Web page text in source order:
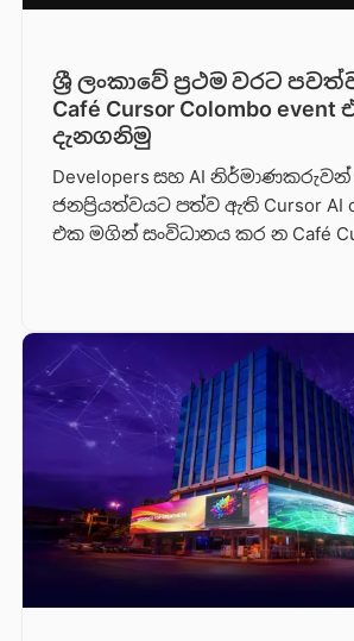
ශ්‍රී ලංකාවේ ප්‍රථම වරට
Café Cursor Colombo
දැනගනිමු
Developers සහ AI
ජනප්‍රියත්වයට පත්ව ඇති Cursor AI
එක මගින් සංවිධානය කර න Café